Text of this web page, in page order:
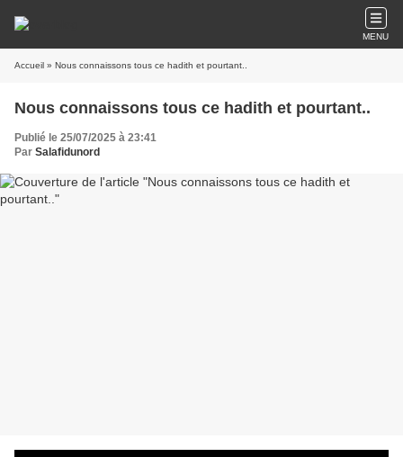
MENU
Accueil » Nous connaissons tous ce hadith et pourtant..
Nous connaissons tous ce hadith et pourtant..
Publié le 25/07/2025 à 23:41
Par Salafidunord